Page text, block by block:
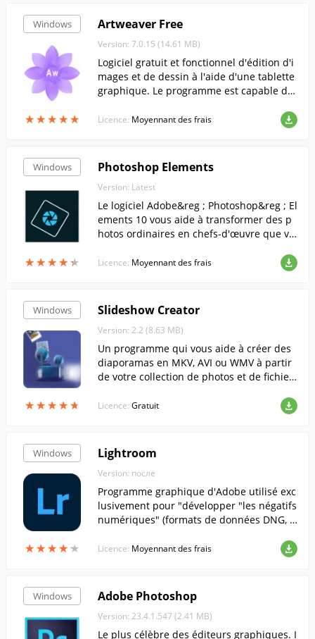
Windows
★★★★★
★★★★★
Artweaver Free
Version: 7.0.15 (14.61 MB)
Logiciel gratuit et fonctionnel d'édition d'i
mages et de dessin à l'aide d'une tablette
graphique. Le programme est capable de
nceau, le crayon, l'aérographe et bien d'a
Licence: Moyennant des frais
Windows
★★★★★
★★★★★
Photoshop Elements
Version: Latest
Le logiciel Adobe&reg ; Photoshop&reg ; El
ements 10 vous aide à transformer des p
hotos ordinaires en chefs-d'œuvre que vo
Licence: Moyennant des frais
Windows
★★★★★
★★★★★
Slideshow Creator
Version: 2.2 (8.63 MB)
Un programme qui vous aide à créer des
diaporamas en MKV, AVI ou WMV à partir
de votre collection de photos et de fichier
Licence: Gratuit
Windows
★★★★★
★★★★★
Lightroom
Version: после
Programme graphique d'Adobe utilisé exc
lusivement pour "développer "les négatifs
numériques" (formats de données DNG, R
ganisation de catalogues de photos.
Licence: Moyennant des frais
Windows Adobe Photoshop
Version: 23.4.1.547 (2.41 MB)
Le plus célèbre des éditeurs graphiques. I